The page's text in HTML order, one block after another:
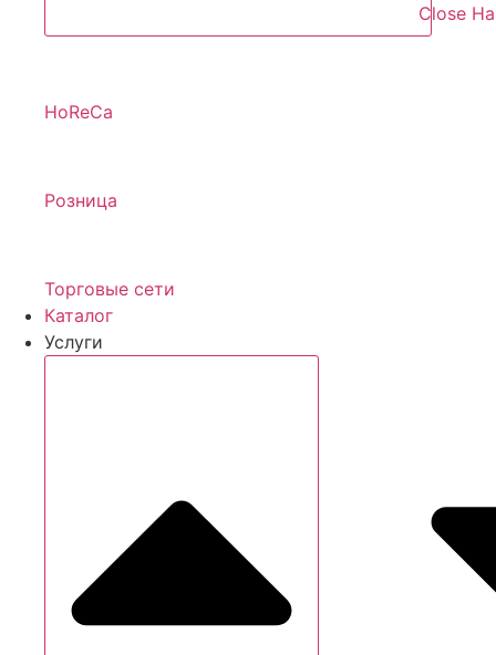
Close
HoReCa
Розница
Торговые сети
Каталог
Услуги